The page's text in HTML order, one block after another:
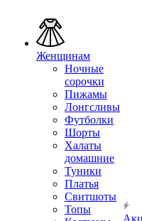
Женщинам
Ночные
сорочки
Пижамы
Лонгсливы
Футболки
Шорты
Халаты
домашние
Туники
Платья
Свитшоты
Топы